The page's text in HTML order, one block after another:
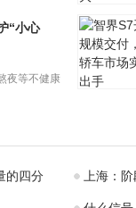
广州培英
团黄石学
牌，招生
大
“小心
夜等不健康
的四分 上海：